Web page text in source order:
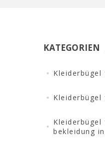
KATEGORIEN
Kleiderbügel
Kleiderbügel
Kleiderbügel
bekleidung